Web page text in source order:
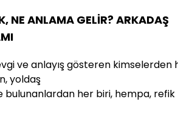
NE ANLAMA GELİR? ARKADAŞ
ve anlayış gösteren kimselerden
yoldaş
bulunanlardan her biri, hempa, refik